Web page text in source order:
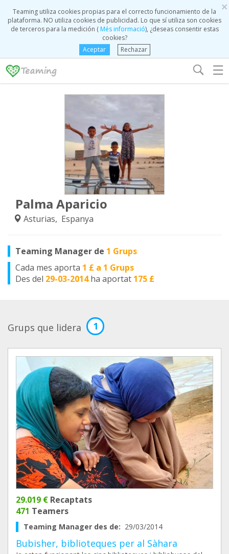
×
Teaming utiliza cookies propias para el correcto funcionamiento de la
plataforma. NO utiliza cookies de publicidad. Lo que sí utiliza son cookies
de terceros para la medición (Més informació), ¿deseas consentir estas
cookies?
Aceptar
Rechazar
☰
Palma Aparicio
Asturias, Espanya
Teaming Manager de 1 Grups
Cada mes aporta 1 £ a 1 Grups
Des del 29-03-2014 ha aportat 175 £
Grups que lidera 1
29.019 € Recaptats
471 Teamers
Teaming Manager des de: 29/03/2014
Bubisher, biblioteques per al Sàhara